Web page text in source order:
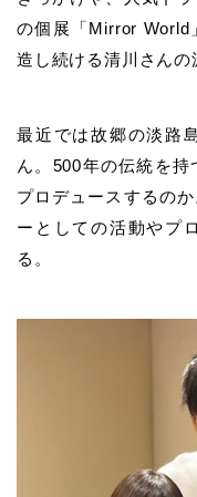
の個展「Mirror World
造し続ける清川さんの
最近では故郷の淡路
ん。500年の伝統を
プロデュースするの
ーとしての活動やプ
る。